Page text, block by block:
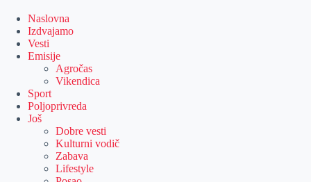
content
Naslovna
Izdvajamo
Vesti
Emisije
Agročas
Vikendica
Sport
Poljoprivreda
Još
Dobre vesti
Kulturni vodič
Zabava
Lifestyle